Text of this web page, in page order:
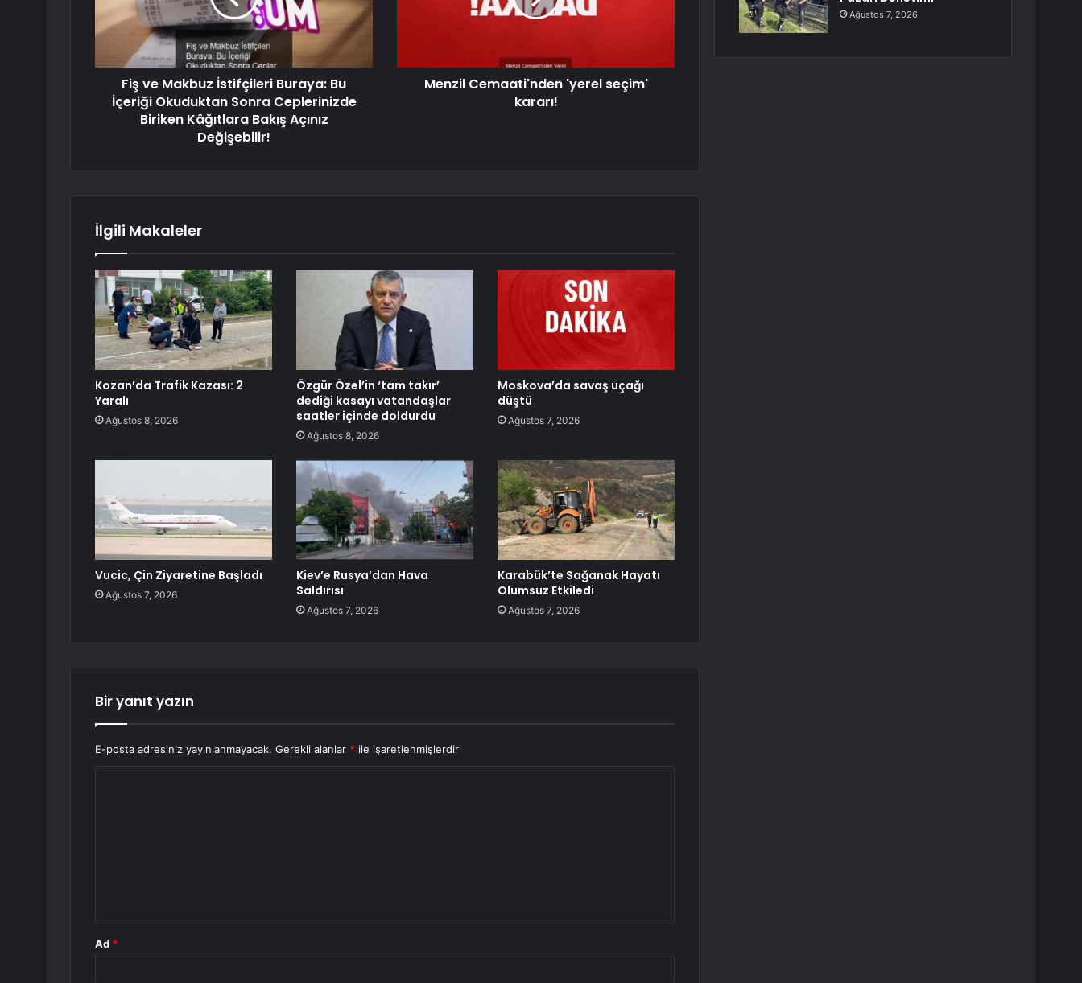
Fiş ve Makbuz İstifçileri Buraya: Bu
İçeriği Okuduktan Sonra Ceplerinizde
Biriken Kâğıtlara Bakış Açınız
Değişebilir!
Menzil Cemaati'nden 'yerel seçim'
kararı!
İlgili Makaleler
Kozan’da Trafik Kazası: 2
Yaralı
Ağustos 8, 2026
Özgür Özel’in ‘tam takır’
dediği kasayı vatandaşlar
saatler içinde doldurdu
Ağustos 8, 2026
Moskova’da savaş uçağı
düştü
Ağustos 7, 2026
Vucic, Çin Ziyaretine Başladı
Ağustos 7, 2026
Kiev’e Rusya’dan Hava
Saldırısı
Ağustos 7, 2026
Karabük’te Sağanak Hayatı
Olumsuz Etkiledi
Ağustos 7, 2026
Bir yanıt yazın
E-posta adresiniz yayınlanmayacak. Gerekli alanlar * ile işaretlenmişlerdir
Ad *
Ağustos 7, 2026